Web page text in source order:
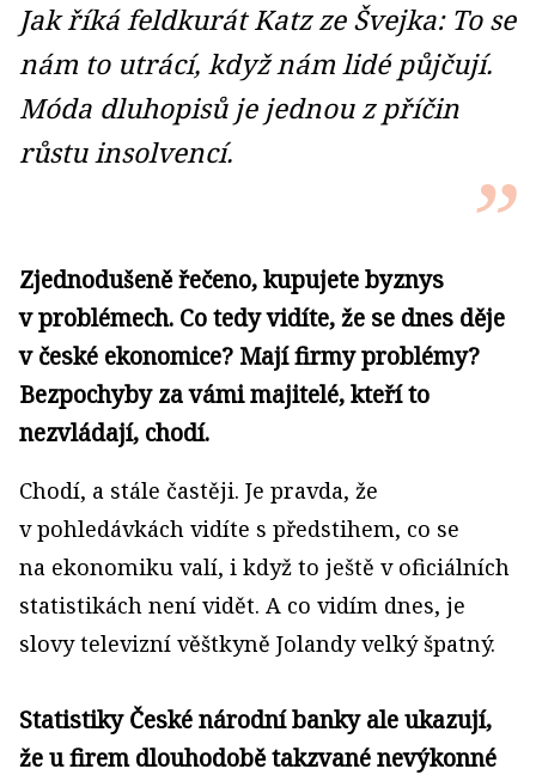
Jak říká feldkurát Katz ze Švejka: To se
nám to utrácí, když nám lidé půjčují.
Móda dluhopisů je jednou z příčin
růstu insolvencí.
Zjednodušeně řečeno, kupujete byznys
v problémech. Co tedy vidíte, že se dnes děje
v české ekonomice? Mají firmy problémy?
Bezpochyby za vámi majitelé, kteří to
nezvládají, chodí.
Chodí, a stále častěji. Je pravda, že
v pohledávkách vidíte s předstihem, co se
na ekonomiku valí, i když to ještě v oficiálních
statistikách není vidět. A co vidím dnes, je
slovy televizní věštkyně Jolandy velký špatný.
Statistiky České národní banky ale ukazují,
že u firem dlouhodobě takzvané nevýkonné